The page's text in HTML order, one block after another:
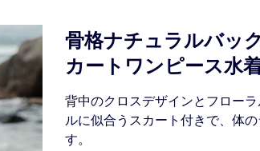
骨格ナチュラルバッ
カートワンピース水
背中のクロスデザインとフロー
ルに似合うスカート付きで、体
す。